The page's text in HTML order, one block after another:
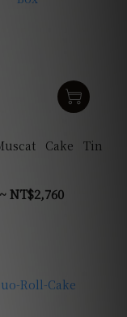
Cake Tin
NT$2,760